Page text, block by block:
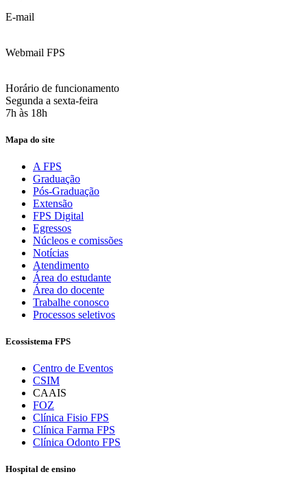
E-mail
Webmail FPS
Horário de funcionamento
Segunda a sexta-feira
7h às 18h
Mapa do site
A FPS
Graduação
Pós-Graduação
Extensão
FPS Digital
Egressos
Núcleos e comissões
Notícias
Atendimento
Área do estudante
Área do docente
Trabalhe conosco
Processos seletivos
Ecossistema FPS
Centro de Eventos
CSIM
CAAIS
FOZ
Clínica Fisio FPS
Clínica Farma FPS
Clínica Odonto FPS
Hospital de ensino